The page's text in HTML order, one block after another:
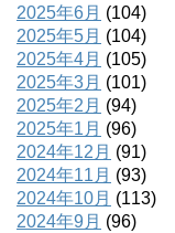
2025年6月 (104)
2025年5月 (104)
2025年4月 (105)
2025年3月 (101)
2025年2月 (94)
2025年1月 (96)
2024年12月 (91)
2024年11月 (93)
2024年10月 (113)
2024年9月 (96)